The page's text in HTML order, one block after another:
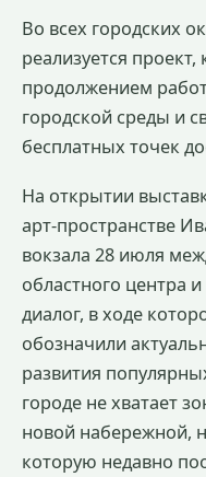
Во всех городских
реализуется
продолжением
городской среды и
бесплатных точек
На открытии
арт-пространстве
вокзала 28 июля
областного центра
диалог, в ходе
обозначили
развития
городе не хватает
новой набережной,
которую недавно